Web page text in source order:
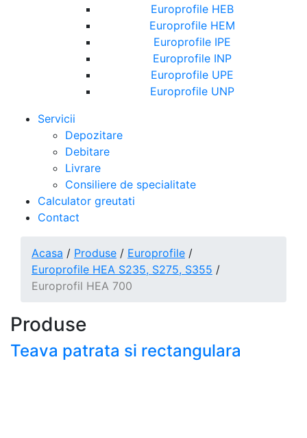
Europrofile HEB
Europrofile HEM
Europrofile IPE
Europrofile INP
Europrofile UPE
Europrofile UNP
Servicii
Depozitare
Debitare
Livrare
Consiliere de specialitate
Calculator greutati
Contact
Acasa / Produse / Europrofile /
Europrofile HEA S235, S275, S355 /
Europrofil HEA 700
Produse
Teava patrata si rectangulara